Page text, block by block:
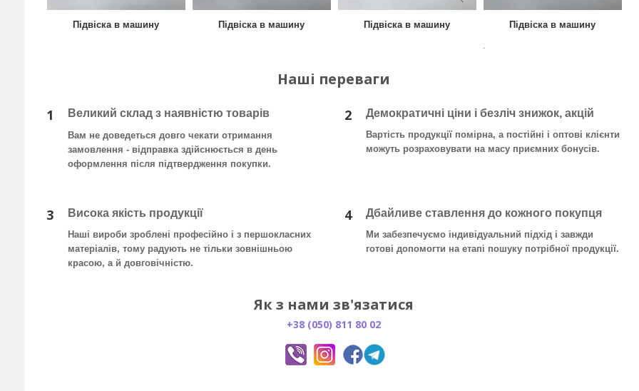
Підвіска в машину Підвіска в машину Підвіска в машину
Підвіска в машину
Наші переваги
1 Великий склад з наявністю товарів
Вам не доведеться довго чекати отримання
замовлення - відправка здійснюється в день
оформлення після підтвердження покупки.
2 Демократичні ціни і безліч знижок, акцій
Вартість продукції помірна, а постійні і оптові клієнти
можуть розраховувати на масу приємних бонусів.
3 Висока якість продукції
Наші вироби зроблені професійно і з першокласних
матеріалів, тому радують не тільки зовнішньою
красою, а й довговічністю.
4 Дбайливе ставлення до кожного покупця
Ми забезпечуємо індивідуальний підхід і завжди
готові допомогти на етапі пошуку потрібної продукції.
Як з нами зв'язатися
+38 (050) 811 80 02